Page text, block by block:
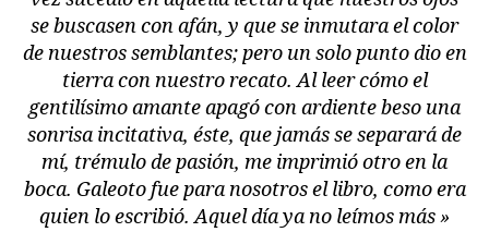
se buscasen con afán, y que se inmutara el color
de nuestros semblantes; pero un solo punto dio en
tierra con nuestro recato. Al leer cómo el
gentilísimo amante apagó con ardiente beso una
sonrisa incitativa, éste, que jamás se separará de
mí, trémulo de pasión, me imprimió otro en la
boca. Galeoto fue para nosotros el libro, como era
quien lo escribió. Aquel día ya no leímos más »